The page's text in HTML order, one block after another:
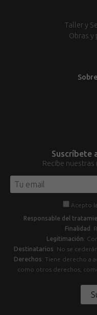
Taller y
Obras y
Suscríbete
Recibe
Acepto la
Responsable del
Finalidad :
Legitimación:
Destinatarios: No se
Derechos: Tiene derecho a
como otros derechos,